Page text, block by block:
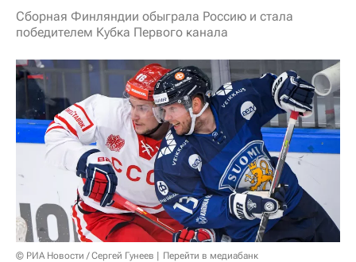
Сборная Финляндии обыграла Россию и стала
победителем Кубка Первого канала
© РИА Новости / Сергей Гунеев Перейти в медиабанк